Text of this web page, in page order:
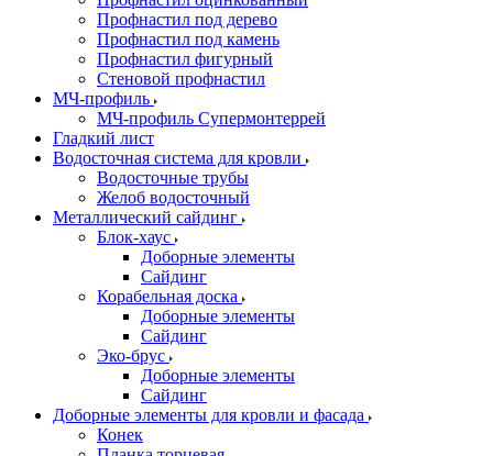
Профнастил под дерево
Профнастил под камень
Профнастил фигурный
Стеновой профнастил
МЧ-профиль
МЧ-профиль Супермонтеррей
Гладкий лист
Водосточная система для кровли
Водосточные трубы
Желоб водосточный
Металлический сайдинг
Блок-хаус
Доборные элементы
Сайдинг
Корабельная доска
Доборные элементы
Сайдинг
Эко-брус
Доборные элементы
Сайдинг
Доборные элементы для кровли и фасада
Конек